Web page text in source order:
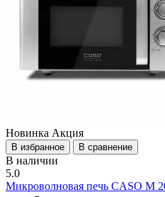
Новинка Акция
В избранное В сравнение
В наличии
5.0
Микроволновая печь CASO M